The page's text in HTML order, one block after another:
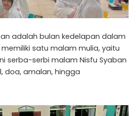
adalah bulan kedelapan dalam
memiliki satu malam mulia, yaitu
serba-serbi malam Nisfu Syaban
doa, amalan, hingga